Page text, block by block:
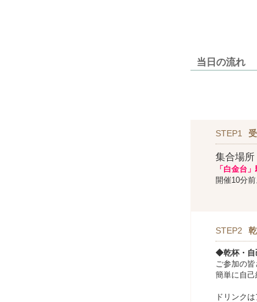
当日の流れ
STEP1
集合場所
「白金台
開催10分
STEP2
◆乾杯・自
ご参加の皆
簡単に自
ドリンク